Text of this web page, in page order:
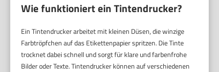
Wie funktioniert ein Tintendrucker?
Ein Tintendrucker arbeitet mit kleinen Düsen, die winzige
Farbtröpfchen auf das Etikettenpapier spritzen. Die Tinte
trocknet dabei schnell und sorgt für klare und farbenfrohe
Bilder oder Texte. Tintendrucker können auf verschiedenen